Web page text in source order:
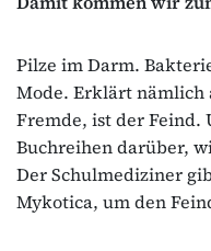
Pilze im Darm.
Mode. Erklärt nämlich
Fremde, ist der Feind.
Buchreihen darüber,
Der Schulmediziner
Mykotica, um den